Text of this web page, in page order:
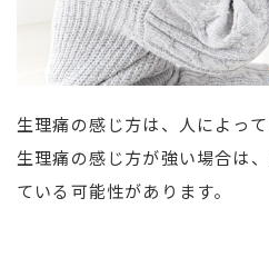
生理痛の感じ方は、人によっ
生理痛の感じ方が強い場合は
ている可能性があります。